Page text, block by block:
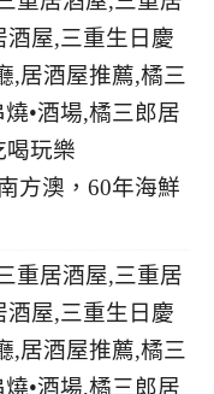
方澳，60年海鮮